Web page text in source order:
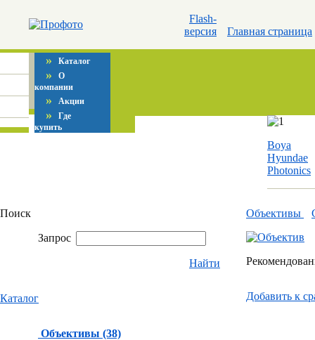
Flash-
версия
Главная страница
» Каталог
» О
компании
» Акции
» Где
купить
Boya
Hyundae
Photonics
Поиск
Запрос
Найти
Каталог
Объективы (38)
Объективы
Добавить к